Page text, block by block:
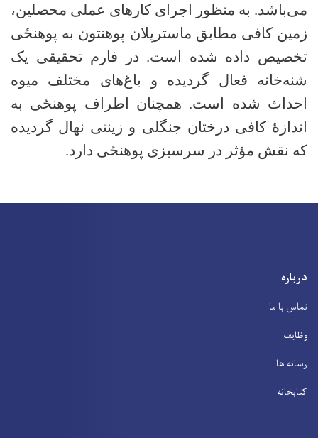
می‌باشد. به منظور اجرای کارهای عملی محصلین،
زمین کافی مطابق ماسترپلان پوهنتون به پوهنځی
تخصیص داده شده است. در فارم تحقیقی یک
شنه‌خانه فعال گردیده و باغ‌های مختلف میوه
احداث شده است. همچنان اطراف پوهنځی به
اندازهٔ کافی درختان جنگلی و زینتی نهال گردیده
که نقش مؤثر در سرسبزی پوهنځی دارد.
درباره
تماس با ما
وظایف
رسانه ها
کتابخانه